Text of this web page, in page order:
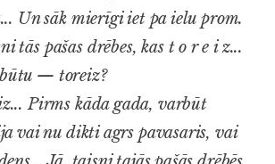
Un sāk mierīgi iet pa ielu prom.
tās pašas drēbes, kas t o r e i z...
— toreiz?
Pirms kāda gada, varbūt
vai nu dikti agrs pavasaris, vai